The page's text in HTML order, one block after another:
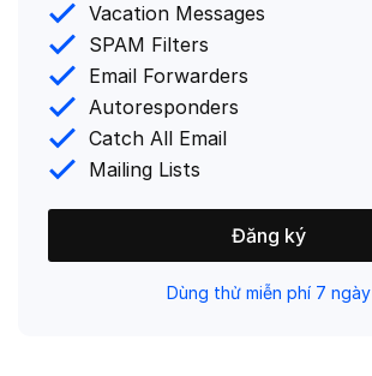
Vacation Messages
SPAM Filters
Email Forwarders
Autoresponders
Catch All Email
Mailing Lists
Đăng ký
Dùng thử miễn phí 7 ngày